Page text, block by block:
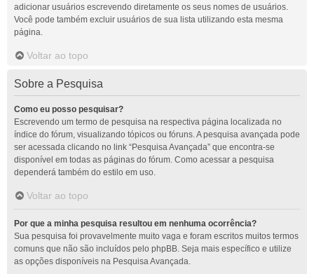
adicionar usuários escrevendo diretamente os seus nomes de usuários.
Você pode também excluir usuários de sua lista utilizando esta mesma
página.
Voltar ao topo
Sobre a Pesquisa
Como eu posso pesquisar?
Escrevendo um termo de pesquisa na respectiva página localizada no
índice do fórum, visualizando tópicos ou fóruns. A pesquisa avançada pode
ser acessada clicando no link “Pesquisa Avançada” que encontra-se
disponível em todas as páginas do fórum. Como acessar a pesquisa
dependerá também do estilo em uso.
Voltar ao topo
Por que a minha pesquisa resultou em nenhuma ocorrência?
Sua pesquisa foi provavelmente muito vaga e foram escritos muitos termos
comuns que não são incluídos pelo phpBB. Seja mais específico e utilize
as opções disponíveis na Pesquisa Avançada.